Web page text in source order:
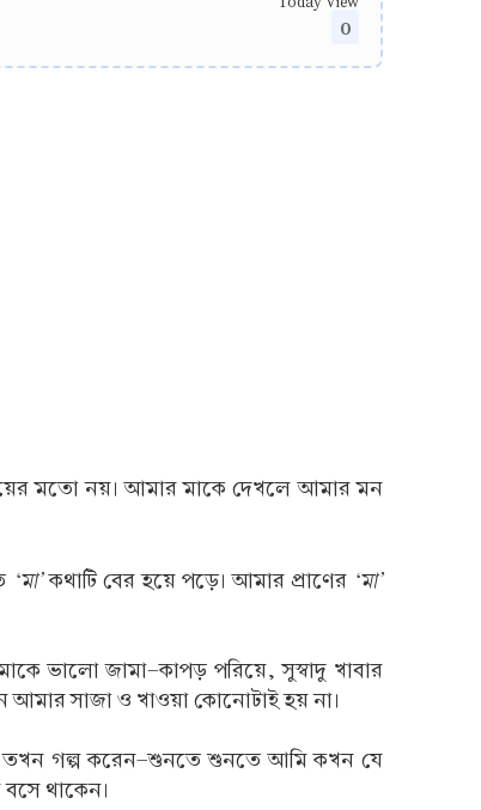
0
মতো নয়। আমার মাকে দেখলে আমার মন
‘মা’কথাটি বের হয়ে পড়ে। আমার প্রাণের ‘মা’
ভালো জামা-কাপড় পরিয়ে, সুস্বাদু খাবার
আমার সাজা ও খাওয়া কোনোটাই হয় না।
তখন গল্প করেন-শুনতে শুনতে আমি কখন যে
থাকেন।